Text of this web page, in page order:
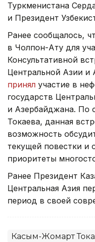
Туркменистана
и Президент
Ранее сообщалось,
в Чолпон-Ату для
Консультативной
Центральной Азии и
принял участие в
государств
и Азербайджана. По
Токаева, данная
возможность
текущей повестки и
приоритеты
Ранее Президент
Центральная Азия
период в своей
Касым-Жомарт